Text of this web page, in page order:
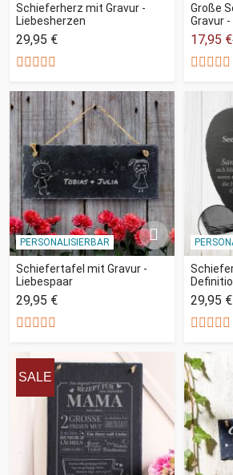
Schieferherz mit Gravur -
Liebesherzen
29,95 €
Große
Gravur
17,95 €
PERSONALISIERBAR
Schiefertafel mit Gravur -
Liebespaar
29,95 € 29,95 €
SALE